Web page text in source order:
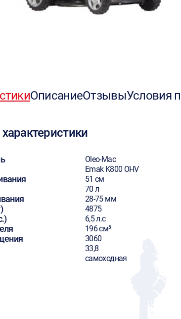
ОписаниеОтзывыУсловия
Oleo-Mac
Emak K800 OHV
51 см
70 л
28-75 мм
4875
6,5 л.с
196 см³
3060
33,8
самоходная